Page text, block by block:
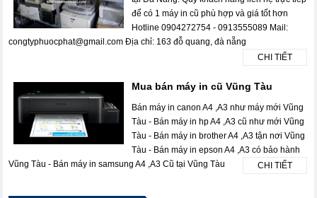
để có 1 máy in cũ phù hợp và giá tốt hơn
Hotline 0904272754 - 0913555089 Mail:
congtyphuocphat@gmail.com Địa chỉ: 163 đỗ quang, đà nẵng
CHI TIẾT
Mua bán máy in cũ Vũng Tàu
Bán máy in canon A4 ,A3 như máy mới Vũng
Tàu - Bán máy in hp A4 ,A3 cũ như mới Vũng
Tàu - Bán máy in brother A4 ,A3 tận nơi Vũng
Tàu - Bán máy in epson A4 ,A3 có bảo hành
Vũng Tàu - Bán máy in samsung A4 ,A3 Cũ tại Vũng Tàu
CHI TIẾT